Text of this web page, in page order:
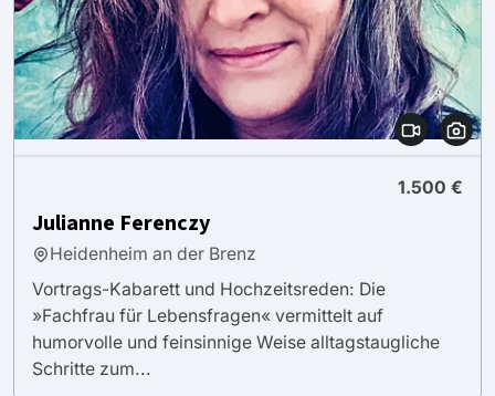
1.500 €
Julianne Ferenczy
Heidenheim an der Brenz
Vortrags-Kabarett und Hochzeitsreden: Die
»Fachfrau für Lebensfragen« vermittelt auf
humorvolle und feinsinnige Weise alltagstaugliche
Schritte zum...